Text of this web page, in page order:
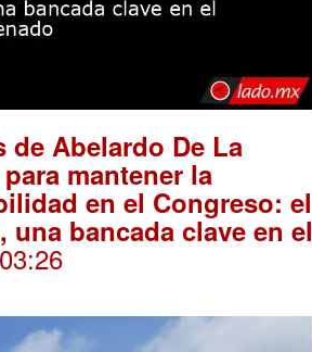
de Abelardo De La
mantener la
en el Congreso: el
una bancada clave en el